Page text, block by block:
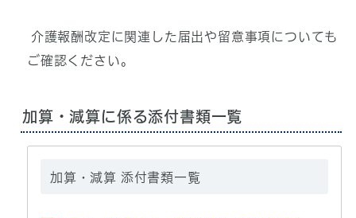
介護報酬改定に関連した届出や留意事項についても
ご確認ください。
加算・減算に係る添付書類一覧
加算・減算 添付書類一覧